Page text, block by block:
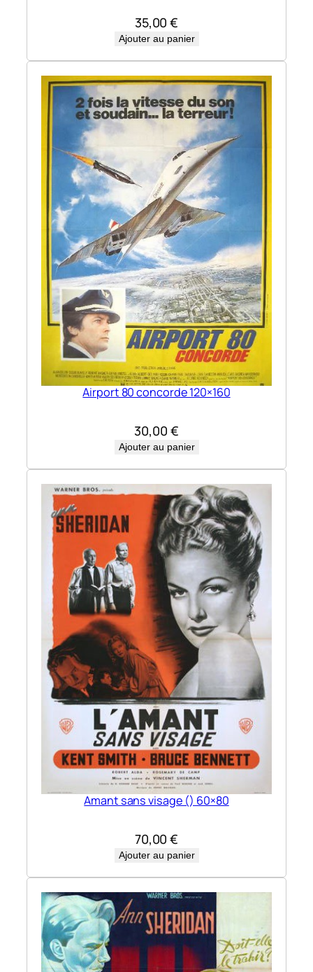
35,00€
Ajouter au panier
Airport 80 concorde 120×160
30,00 €
Ajouter au panier
Amant sans visage () 60×80
70,00€
Ajouter au panier